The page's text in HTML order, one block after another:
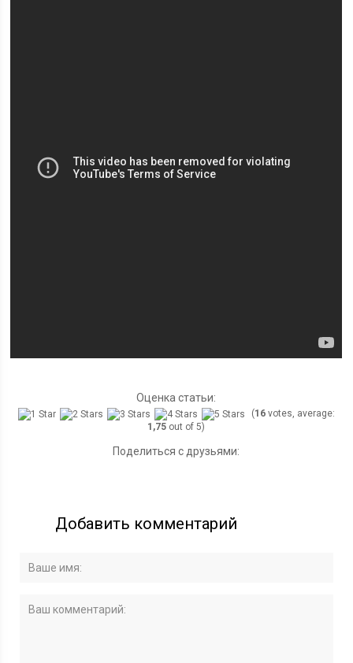
Оценка статьи:
(16votes, average:
1,75 out of 5)
Поделиться с друзьями:
Добавить комментарий